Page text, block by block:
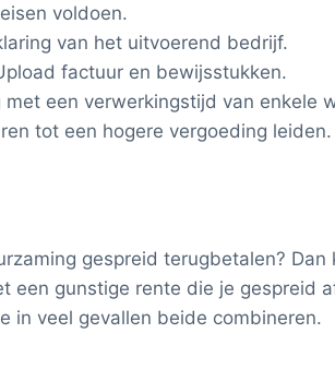
voldoen.
van het uitvoerend bedrijf.
factuur en bewijsstukken.
een verwerkingstijd van enkele
tot een hogere vergoeding
gespreid terugbetalen? Dan
een gunstige rente die je gespreid
in veel gevallen beide combineren.